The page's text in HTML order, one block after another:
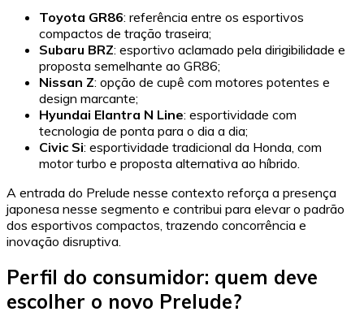
Toyota GR86: referência entre os esportivos
compactos de tração traseira;
Subaru BRZ: esportivo aclamado pela dirigibilidade e
proposta semelhante ao GR86;
Nissan Z: opção de cupê com motores potentes e
design marcante;
Hyundai Elantra N Line: esportividade com
tecnologia de ponta para o dia a dia;
Civic Si: esportividade tradicional da Honda, com
motor turbo e proposta alternativa ao híbrido.
A entrada do Prelude nesse contexto reforça a presença
japonesa nesse segmento e contribui para elevar o padrão
dos esportivos compactos, trazendo concorrência e
inovação disruptiva.
Perfil do consumidor: quem deve
escolher o novo Prelude?